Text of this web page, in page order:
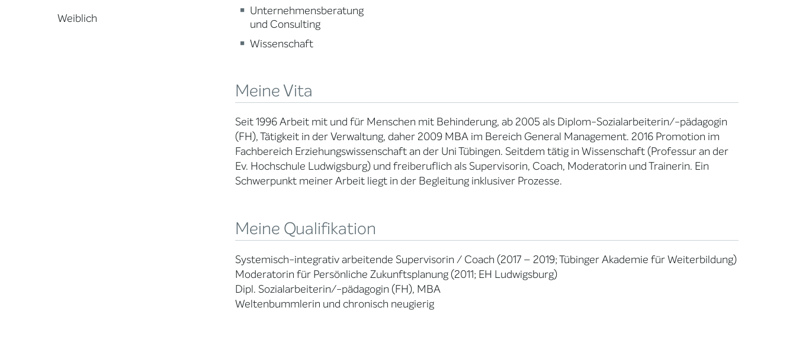
Weiblich
Unternehmensberatung
und Consulting
Wissenschaft
Meine Vita
Seit 1996 Arbeit mit und für Menschen mit Behinderung, ab 2005 als Diplom-Sozialarbeiterin/-pädagogin
(FH), Tätigkeit in der Verwaltung, daher 2009 MBA im Bereich General Management. 2016 Promotion im
Fachbereich Erziehungswissenschaft an der Uni Tübingen. Seitdem tätig in Wissenschaft (Professur an der
Ev. Hochschule Ludwigsburg) und freiberuflich als Supervisorin, Coach, Moderatorin und Trainerin. Ein
Schwerpunkt meiner Arbeit liegt in der Begleitung inklusiver Prozesse.
Meine Qualifikation
Systemisch-integrativ arbeitende Supervisorin / Coach (2017 – 2019; Tübinger Akademie für Weiterbildung)
Moderatorin für Persönliche Zukunftsplanung (2011; EH Ludwigsburg)
Dipl. Sozialarbeiterin/-pädagogin (FH), MBA
Weltenbummlerin und chronisch neugierig